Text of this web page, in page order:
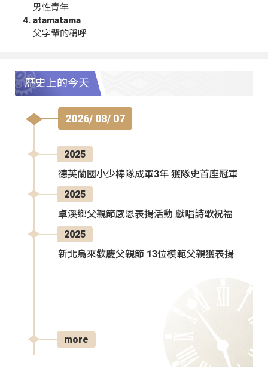
男性青年
atamatama
父字輩的稱呼
歷史上的今天
2026/ 08/ 07
2025
德芙蘭國小少棒隊成軍3年 獲隊史首座冠軍
2025
卓溪鄉父親節感恩表揚活動 獻唱詩歌祝福
2025
新北烏來歡慶父親節 13位模範父親獲表揚
more